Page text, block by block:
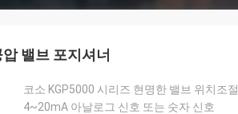
밸브 포지셔너
코소 KGP5000 시리즈 현명한 밸브 위치조
4~20mA 아날로그 신호 또는 숫자 신호